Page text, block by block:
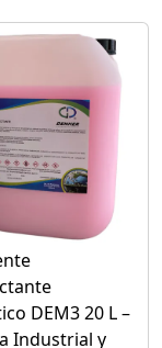
DEM3 20 L –
Industrial y